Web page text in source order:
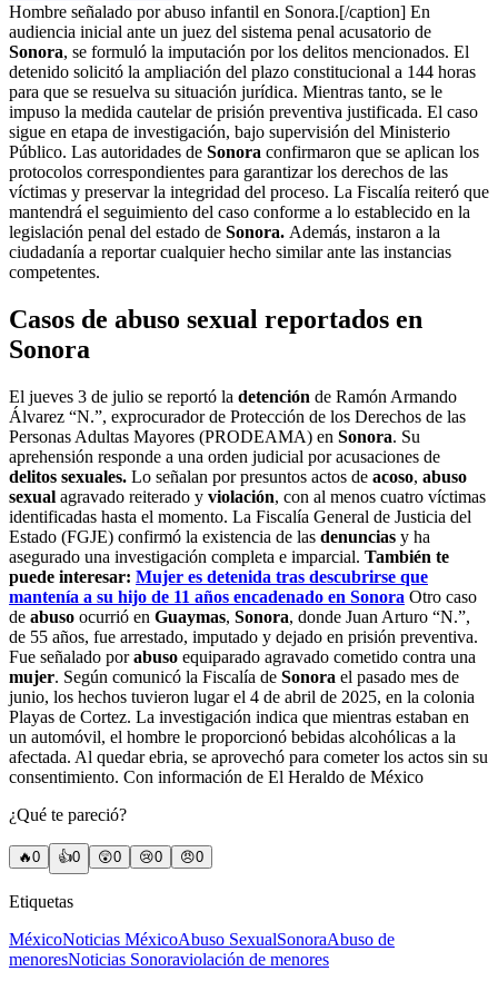
Hombre señalado por abuso infantil en Sonora.[/caption] En
audiencia inicial ante un juez del sistema penal acusatorio de
Sonora, se formuló la imputación por los delitos mencionados. El
detenido solicitó la ampliación del plazo constitucional a 144 horas
para que se resuelva su situación jurídica. Mientras tanto, se le
impuso la medida cautelar de prisión preventiva justificada. El caso
sigue en etapa de investigación, bajo supervisión del Ministerio
Público. Las autoridades de Sonora confirmaron que se aplican los
protocolos correspondientes para garantizar los derechos de las
víctimas y preservar la integridad del proceso. La Fiscalía reiteró que
mantendrá el seguimiento del caso conforme a lo establecido en la
legislación penal del estado de Sonora. Además, instaron a la
ciudadanía a reportar cualquier hecho similar ante las instancias
competentes.
Casos de abuso sexual reportados en
Sonora
El jueves 3 de julio se reportó la detención de Ramón Armando
Álvarez “N.”, exprocurador de Protección de los Derechos de las
Personas Adultas Mayores (PRODEAMA) en Sonora. Su
aprehensión responde a una orden judicial por acusaciones de
delitos sexuales. Lo señalan por presuntos actos de acoso, abuso
sexual agravado reiterado y violación, con al menos cuatro víctimas
identificadas hasta el momento. La Fiscalía General de Justicia del
Estado (FGJE) confirmó la existencia de las denuncias y ha
asegurado una investigación completa e imparcial. También te
puede interesar: Mujer es detenida tras descubrirse que
mantenía a su hijo de 11 años encadenado en Sonora Otro caso
de abuso ocurrió en Guaymas, Sonora, donde Juan Arturo “N.”,
de 55 años, fue arrestado, imputado y dejado en prisión preventiva.
Fue señalado porabuso equiparado agravado cometido contra una
mujer. Según comunicó la Fiscalía de Sonora el pasado mes de
junio, los hechos tuvieron lugar el 4 de abril de 2025, en la colonia
Playas de Cortez. La investigación indica que mientras estaban en
un automóvil, el hombre le proporcionó bebidas alcohólicas a la
afectada. Al quedar ebria, se aprovechó para cometer los actos sin su
consentimiento. Con información de El Heraldo de México
¿Qué te pareció?
🔥0 👍0 😲0 😢0 😠0
Etiquetas
MéxicoNoticias MéxicoAbuso SexualSonoraAbuso de
menoresNoticias Sonoraviolación de menores